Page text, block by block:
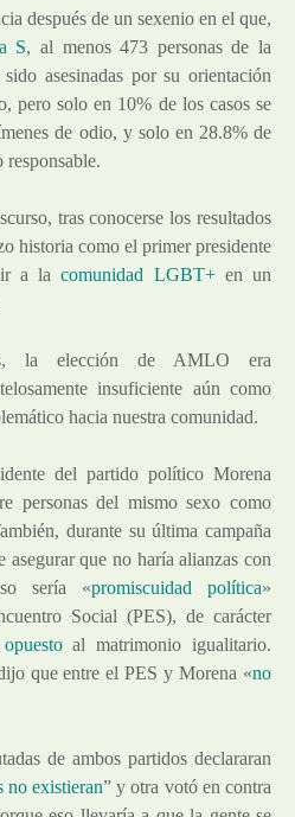
después de un sexenio en el que,
S, al menos 473 personas de la
asesinadas por su orientación
pero solo en 10% de los casos se
de odio, y solo en 28.8% de
tras conocerse los resultados
historia como el primer presidente
a lacomunidad LGBT+en un
la elección de AMLO era
insuficiente aún como
hacia nuestra comunidad.
del partido político Morena
personas del mismo sexo como
durante su última campaña
que no haría alianzas con
sería «promiscuidad política»
Social (PES), de carácter
opuestoal matrimonio igualitario.
que entre el PES y Morena «no
de ambos partidos declararan
no existieran” y otra votó en contra